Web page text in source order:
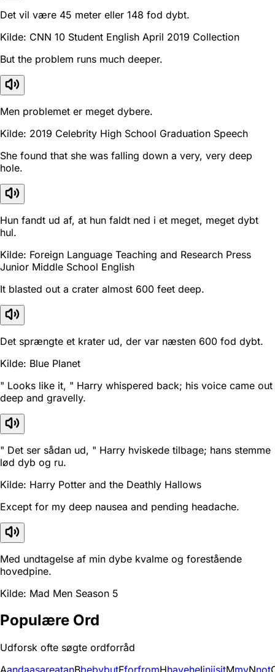
Det vil være 45 meter eller 148 fod dybt.
Kilde: CNN 10 Student English April 2019 Collection
But the problem runs much deeper.
Men problemet er meget dybere.
Kilde: 2019 Celebrity High School Graduation Speech
She found that she was falling down a very, very deep
hole.
Hun fandt ud af, at hun faldt ned i et meget, meget dybt
hul.
Kilde: Foreign Language Teaching and Research Press
Junior Middle School English
It blasted out a crater almost 600 feet deep.
Det sprængte et krater ud, der var næsten 600 fod dybt.
Kilde: Blue Planet
" Looks like it, " Harry whispered back; his voice came out
deep and gravelly.
" Det ser sådan ud, " Harry hviskede tilbage; hans stemme
lød dyb og ru.
Kilde: Harry Potter and the Deathly Hallows
Except for my deep nausea and pending headache.
Med undtagelse af min dybe kvalme og forestående
hovedpine.
Kilde: Mad Men Season 5
Populære Ord
Udforsk ofte søgte ordforråd